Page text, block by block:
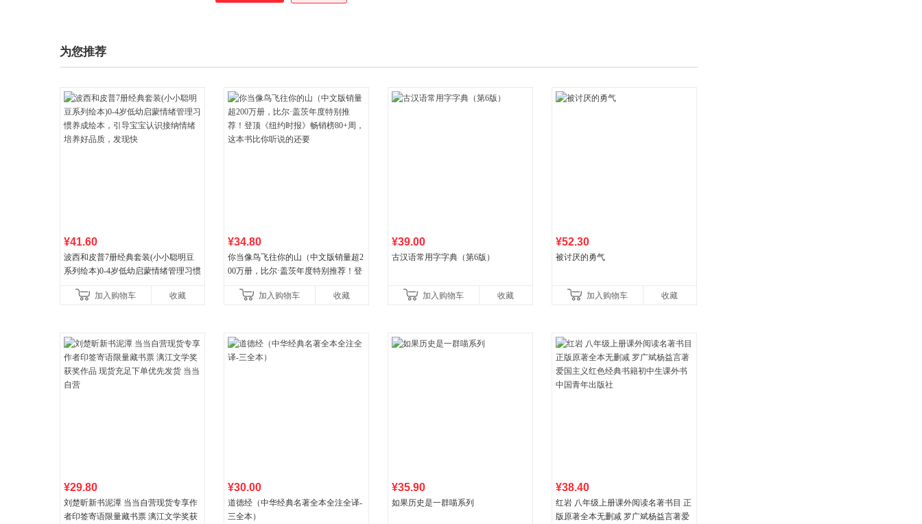
为您推荐
¥41.60
波西和皮普7册经典套装(小小聪明豆
系列绘本)0-4岁低幼启蒙情绪管理习惯
养好品质，发现快
加入购物车 收藏
¥34.80
你当像鸟飞往你的山（中文版销量超2
00万册，比尔·盖茨年度特别推荐！登
比你听说的还要
加入购物车 收藏
¥39.00
古汉语常用字字典（第6版）
加入购物车 收藏
¥52.30
被讨厌的勇气
加入购物车 收藏
¥29.80
刘楚昕新书泥潭 当当自营现货专享作
者印签寄语限量藏书票 漓江文学奖获
¥30.00
道德经（中华经典名著全本全注全译-
三全本）
¥35.90
如果历史是一群喵系列
¥38.40
红岩 八年级上册课外阅读名著书目 正
版原著全本无删减 罗广斌杨益言著爱